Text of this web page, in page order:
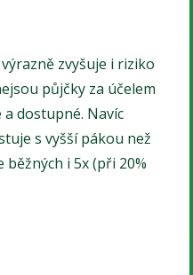
zvyšuje i riziko
půjčky za účelem
dostupné. Navíc
s vyšší pákou než
i 5x (při 20%